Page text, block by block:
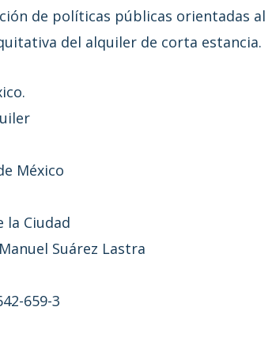
de políticas públicas orientadas al
del alquiler de corta estancia.
México
la Ciudad
Suárez Lastra
659-3